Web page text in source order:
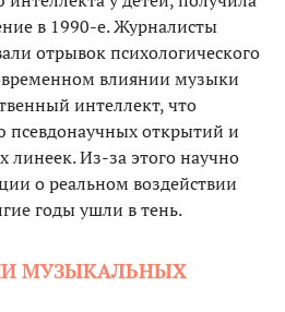
в 1990-е. Журналисты
отрывок психологического
влиянии музыки
интеллект, что
открытий и
линеек. Из-за этого научно
о реальном воздействии
годы ушли в тень.
МУЗЫКАЛЬНЫХ